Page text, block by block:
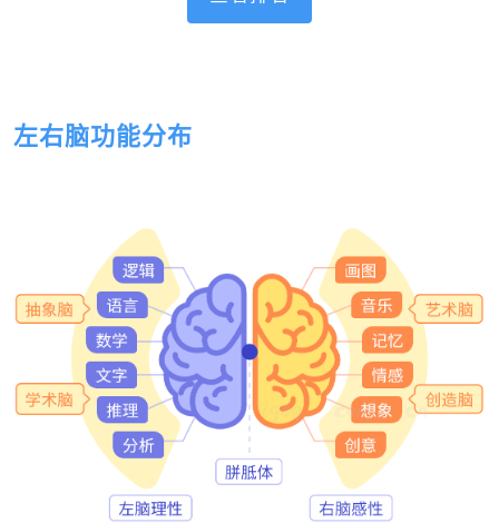
左右脑功能分布